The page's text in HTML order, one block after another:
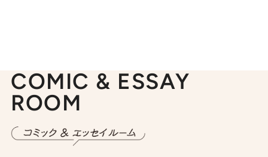
COMIC & ESSAY
ROOM